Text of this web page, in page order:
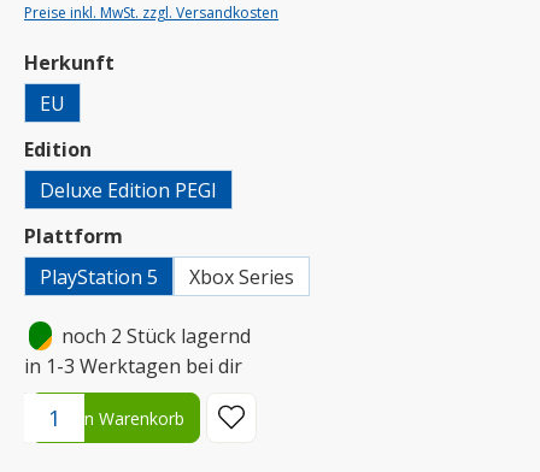
Preise inkl. MwSt. zzgl. Versandkosten
Herkunft
EU
Edition
Deluxe Edition PEGI
Plattform
PlayStation 5
Xbox Series
noch 2 Stück lagernd
in 1-3 Werktagen bei dir
Produkt Anzahl: Gib den gewünschten Wert ein oder benutze
In den Warenkorb